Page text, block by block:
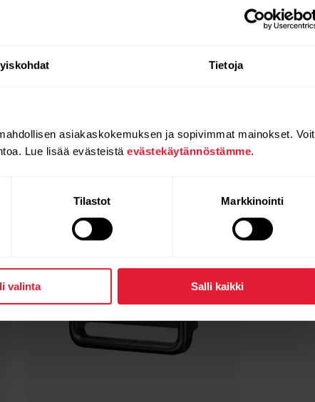
Tietoja
asiakaskokemuksen ja sopivimmat mainokset. Voit
Lue lisää evästeistä evästekäytännöstämme.
Tilastot Markkinointi
valinta Salli kaikki
tuotteet